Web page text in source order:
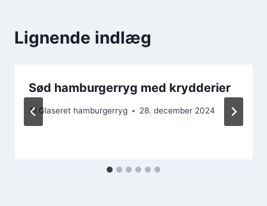
Lignende indlæg
Sød hamburgerryg med krydderier
Af Glaseret hamburgerryg 28. december 2024